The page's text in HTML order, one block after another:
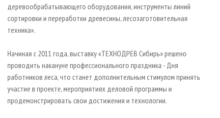
деревообрабатывающего оборудования, инструменты линий
сортировки и переработки древесины, лесозаготовительная
техника».
Начиная с 2011 года, выставку «ТЕХНОДРЕВ Сибирь» решено
проводить накануне профессионального праздника - Дня
работников леса, что станет дополнительным стимулом принять
участие в проекте, мероприятиях деловой программы и
продемонстрировать свои достижения и технологии.